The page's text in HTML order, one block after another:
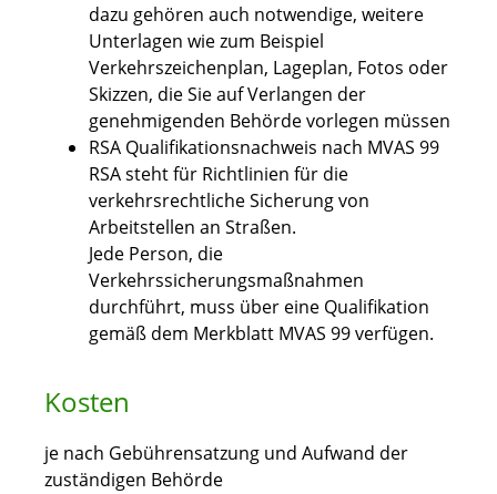
dazu gehören auch notwendige, weitere
Unterlagen wie zum Beispiel
Verkehrszeichenplan, Lageplan, Fotos oder
Skizzen, die Sie auf Verlangen der
genehmigenden Behörde vorlegen müssen
RSA Qualifikationsnachweis nach MVAS 99
RSA steht für Richtlinien für die
verkehrsrechtliche Sicherung von
Arbeitstellen an Straßen.
Jede Person, die
Verkehrssicherungsmaßnahmen
durchführt, muss über eine Qualifikation
gemäß dem Merkblatt MVAS 99 verfügen.
Kosten
je nach Gebührensatzung und Aufwand der
zuständigen Behörde